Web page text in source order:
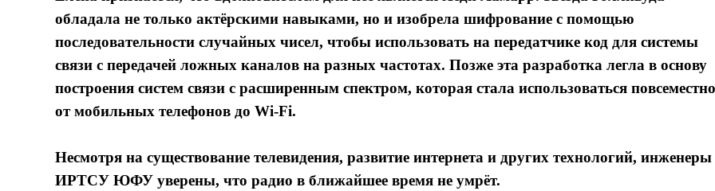
обладала не только актёрскими навыками, но и изобрела шифрование с помощью
последовательности случайных чисел, чтобы использовать на передатчике код для системы
связи с передачей ложных каналов на разных частотах. Позже эта разработка легла в основу
построения систем связи с расширенным спектром, которая стала использоваться
от мобильных телефонов до Wi-Fi.
Несмотря на существование телевидения, развитие интернета и других технологий, инженеры
ИРТСУ ЮФУ уверены, что радио в ближайшее время не умрёт.